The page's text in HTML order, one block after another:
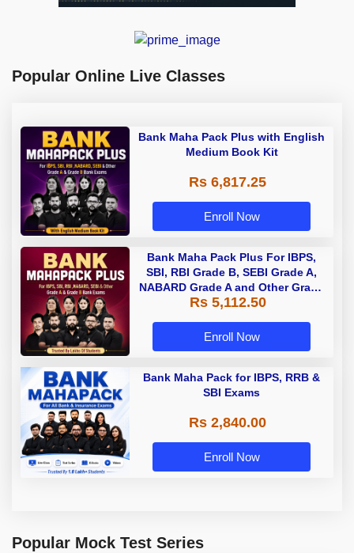
Popular Online Live Classes
Bank Maha Pack Plus with English
Medium Book Kit
Rs 6,817.25
Enroll Now
Bank Maha Pack Plus For IBPS,
SBI, RBI Grade B, SEBI Grade A,
NABARD Grade A and Other Grade
A & Grade B Bank Exams
Rs 5,112.50
Enroll Now
Bank Maha Pack for IBPS, RRB &
SBI Exams
Rs 2,840.00
Enroll Now
Popular Mock Test Series